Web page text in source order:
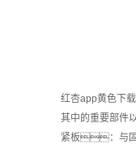
红杏app黄色下
其中的重要部
紧板：与